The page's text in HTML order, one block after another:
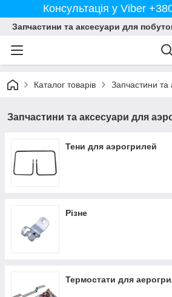
Консультація у Viber
Запчастини та аксесуари для
Каталог товарів Запчастини та
Запчастини та аксесуари для
Тени для аэрогрилей
Різне
Термостати для